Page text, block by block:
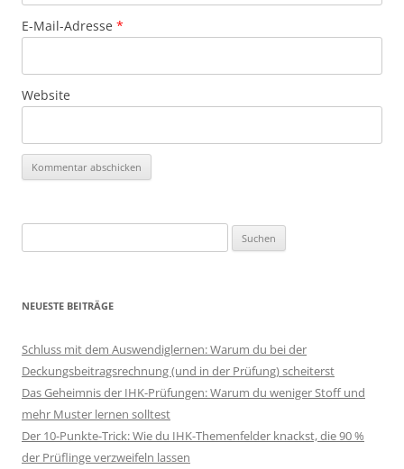
E-Mail-Adresse *
Website
nach:
NEUESTE BEITRÄGE
Schluss mit dem Auswendiglernen: Warum du bei der
Deckungsbeitragsrechnung (und in der Prüfung) scheiterst
Das Geheimnis der IHK-Prüfungen: Warum du weniger Stoff und
mehr Muster lernen solltest
Der 10-Punkte-Trick: Wie du IHK-Themenfelder knackst, die 90 %
der Prüflinge verzweifeln lassen